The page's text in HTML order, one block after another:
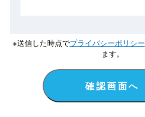
※送信した時点でプライバシーポリシー
ます。